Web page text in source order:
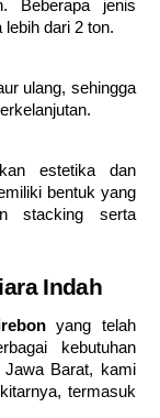
Beberapa jenis
dari 2 ton.
ulang, sehingga
estetika dan
bentuk yang
stacking serta
Indah
yang telah
kebutuhan
Jawa Barat, kami
termasuk